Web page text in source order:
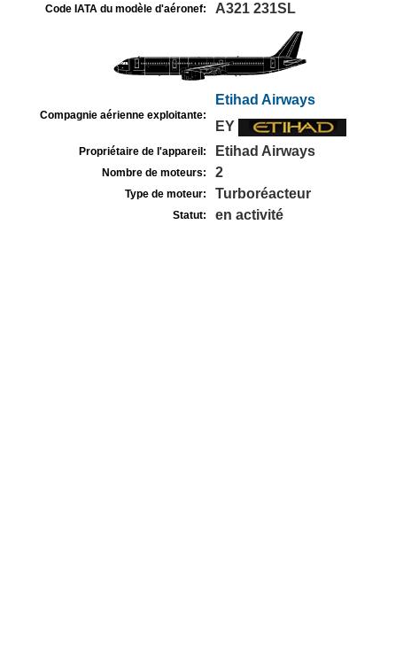
Code IATA du modèle d'aéronef: A321 231SL
Compagnie aérienne exploitante:
Etihad Airways
EY
Propriétaire de l'appareil: Etihad Airways
Nombre de moteurs: 2
Type de moteur: Turboréacteur
Statut: en activité